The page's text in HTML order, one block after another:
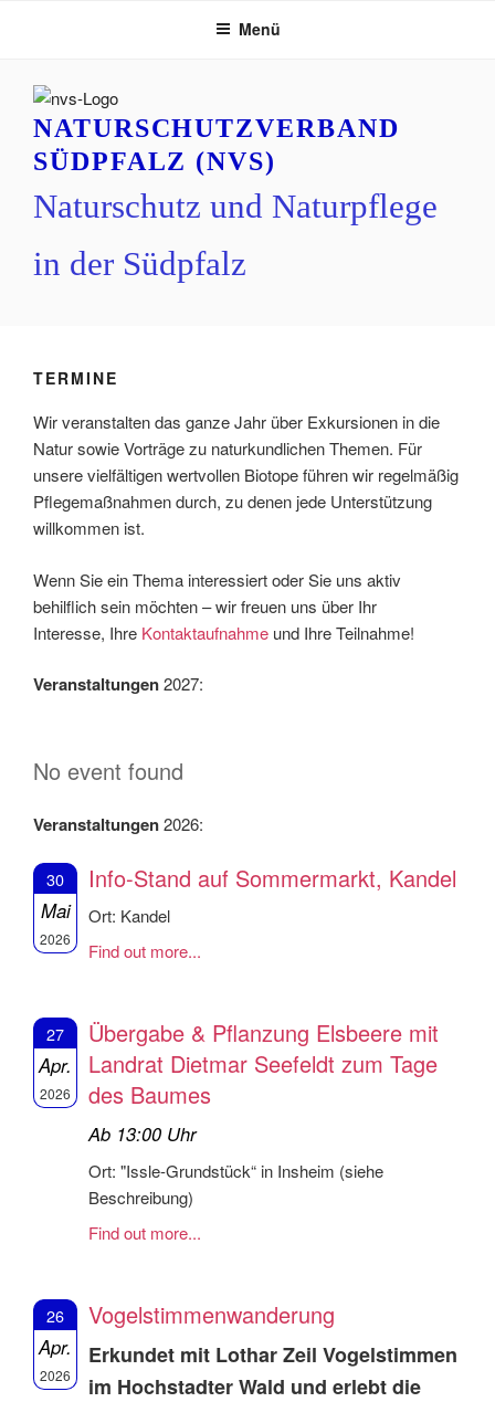
NATURSCHUTZVERBAND
SÜDPFALZ (NVS)
Naturschutz und Naturpflege
in der Südpfalz
Menü
TERMINE
Wir veranstalten das ganze Jahr über Exkursionen in die
Natur sowie Vorträge zu naturkundlichen Themen. Für
unsere vielfältigen wertvollen Biotope führen wir regelmäßig
Pflegemaßnahmen durch, zu denen jede Unterstützung
willkommen ist.
Wenn Sie ein Thema interessiert oder Sie uns aktiv
behilflich sein möchten – wir freuen uns über Ihr
Interesse, Ihre Kontaktaufnahme und Ihre Teilnahme!
Veranstaltungen2027:
No event found
Veranstaltungen2026:
30
Mai
2026
Info-Stand auf Sommermarkt, Kandel
Ort: Kandel
Find out more...
27
Apr.
2026
Übergabe & Pflanzung Elsbeere mit
Landrat Dietmar Seefeldt zum Tage
des Baumes
Ab 13:00 Uhr
Ort: "Issle-Grundstück“ in Insheim (siehe
Beschreibung)
Find out more...
26
Apr.
2026
Vogelstimmenwanderung
Erkundet mit Lothar Zeil Vogelstimmen
im Hochstadter Wald und erlebt die